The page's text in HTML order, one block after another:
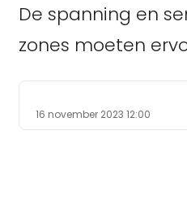
De spanning en
zones moeten
16 november 2023 12:00